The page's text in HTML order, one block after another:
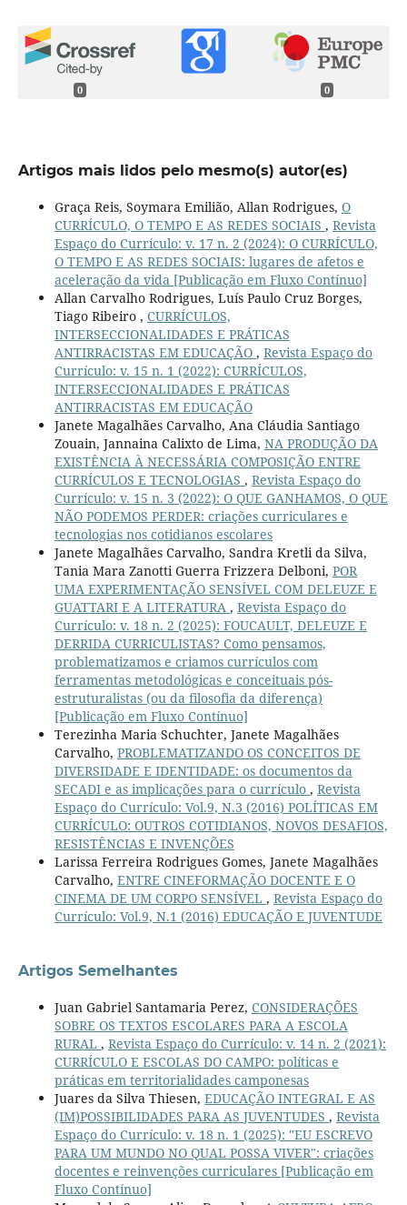
0 0
Artigos mais lidos pelo mesmo(s) autor(es)
Graça Reis, Soymara Emilião, Allan Rodrigues, O
CURRÍCULO, O TEMPO E AS REDES SOCIAIS , Revista
Espaço do Currículo: v. 17 n. 2 (2024): O CURRÍCULO,
O TEMPO E AS REDES SOCIAIS: lugares de afetos e
aceleração da vida [Publicação em Fluxo Contínuo]
Allan Carvalho Rodrigues, Luís Paulo Cruz Borges,
Tiago Ribeiro , CURRÍCULOS,
INTERSECCIONALIDADES E PRÁTICAS
ANTIRRACISTAS EM EDUCAÇÃO , Revista Espaço do
Currículo: v. 15 n. 1 (2022): CURRÍCULOS,
INTERSECCIONALIDADES E PRÁTICAS
ANTIRRACISTAS EM EDUCAÇÃO
Janete Magalhães Carvalho, Ana Cláudia Santiago
Zouain, Jannaina Calixto de Lima, NA PRODUÇÃO DA
EXISTÊNCIA À NECESSÁRIA COMPOSIÇÃO ENTRE
CURRÍCULOS E TECNOLOGIAS , Revista Espaço do
Currículo: v. 15 n. 3 (2022): O QUE GANHAMOS, O QUE
NÃO PODEMOS PERDER: criações curriculares e
tecnologias nos cotidianos escolares
Janete Magalhães Carvalho, Sandra Kretli da Silva,
Tania Mara Zanotti Guerra Frizzera Delboni, POR
UMA EXPERIMENTAÇÃO SENSÍVEL COM DELEUZE E
GUATTARI E A LITERATURA , Revista Espaço do
Currículo: v. 18 n. 2 (2025): FOUCAULT, DELEUZE E
DERRIDA CURRICULISTAS? Como pensamos,
problematizamos e criamos currículos com
ferramentas metodológicas e conceituais pós-
estruturalistas (ou da filosofia da diferença)
[Publicação em Fluxo Contínuo]
Terezinha Maria Schuchter, Janete Magalhães
Carvalho, PROBLEMATIZANDO OS CONCEITOS DE
DIVERSIDADE E IDENTIDADE: os documentos da
SECADI e as implicações para o currículo , Revista
Espaço do Currículo: Vol.9, N.3 (2016) POLÍTICAS EM
CURRÍCULO: OUTROS COTIDIANOS, NOVOS DESAFIOS,
RESISTÊNCIAS E INVENÇÕES
Larissa Ferreira Rodrigues Gomes, Janete Magalhães
Carvalho, ENTRE CINEFORMAÇÃO DOCENTE E O
CINEMA DE UM CORPO SENSÍVEL , Revista Espaço do
Currículo: Vol.9, N.1 (2016) EDUCAÇÃO E JUVENTUDE
Artigos Semelhantes
Juan Gabriel Santamaria Perez, CONSIDERAÇÕES
SOBRE OS TEXTOS ESCOLARES PARA A ESCOLA
RURAL , Revista Espaço do Currículo: v. 14 n. 2 (2021):
CURRÍCULO E ESCOLAS DO CAMPO: políticas e
práticas em territorialidades camponesas
Juares da Silva Thiesen, EDUCAÇÃO INTEGRAL E AS
(IM)POSSIBILIDADES PARA AS JUVENTUDES , Revista
Espaço do Currículo: v. 18 n. 1 (2025): "EU ESCREVO
PARA UM MUNDO NO QUAL POSSA VIVER": criações
docentes e reinvenções curriculares [Publicação em
Fluxo Contínuo]